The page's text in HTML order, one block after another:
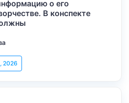
о его
В конспекте
2026